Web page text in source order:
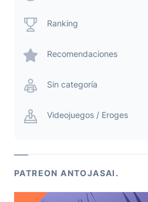
Ranking
Recomendaciones
Sin categoría
Videojuegos / Eroges
PATREON ANTOJASAI.